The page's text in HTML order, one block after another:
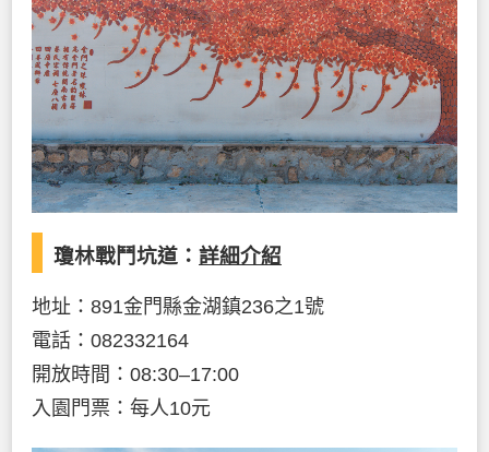
瓊林戰鬥坑道： 詳細介紹
地址：891金門縣金湖鎮236之1號
電話：082332164
開放時間：08:30–17:00
入園門票：每人10元